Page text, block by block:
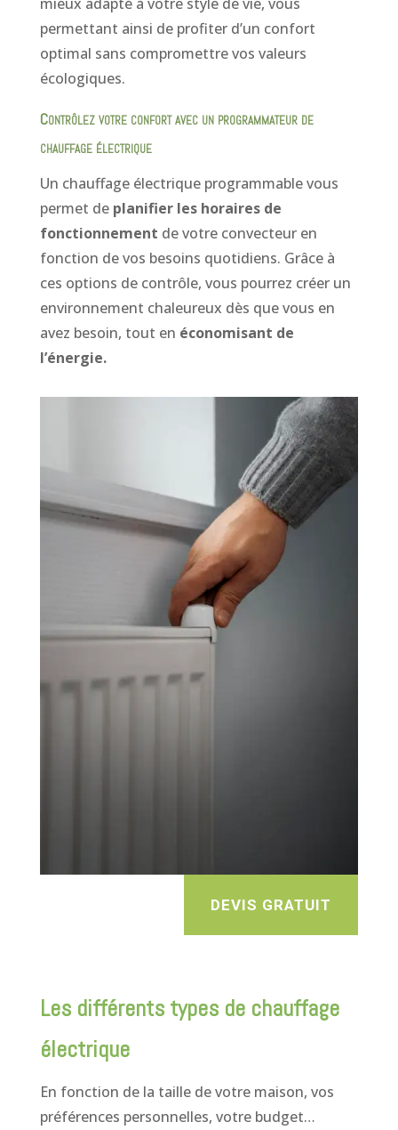
permettant ainsi de profiter d’un confort
optimal sans compromettre vos valeurs
écologiques.
Contrôlez votre confort avec un programmateur de
chauffage électrique
Un chauffage électrique programmable vous
permet de planifier les horaires de
fonctionnement de votre convecteur en
fonction de vos besoins quotidiens. Grâce à
ces options de contrôle, vous pourrez créer un
environnement chaleureux dès que vous en
avez besoin, tout en économisant de
l’énergie.
DEVIS GRATUIT
Les différents types de chauffage
électrique
En fonction de la taille de votre maison, vos
préférences personnelles, votre budget…